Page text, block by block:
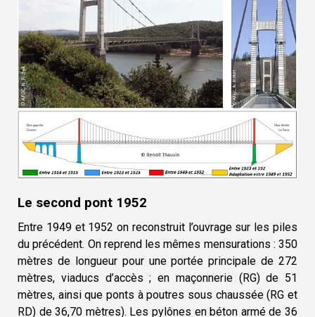
Le second pont 1952
Entre 1949 et 1952 on reconstruit l’ouvrage sur les piles
du précédent. On reprend les mêmes mensurations : 350
mètres de longueur pour une portée principale de 272
mètres, viaducs d’accès ; en maçonnerie (RG) de 51
mètres, ainsi que ponts à poutres sous chaussée (RG et
RD) de 36,70 mètres). Les pylônes en béton armé de 36